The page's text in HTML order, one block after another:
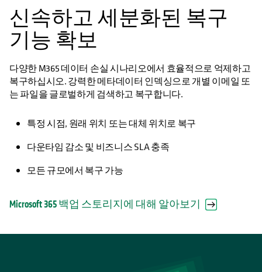
신속하고 세분화된 복구
기능 확보
다양한 M365 데이터 손실 시나리오에서 효율적으로 억제하고
복구하십시오. 강력한 메타데이터 인덱싱으로 개별 이메일 또
는 파일을 글로벌하게 검색하고 복구합니다.
특정 시점, 원래 위치 또는 대체 위치로 복구
다운타임 감소 및 비즈니스 SLA 충족
모든 규모에서 복구 가능
Microsoft 365 백업 스토리지에 대해 알아보기